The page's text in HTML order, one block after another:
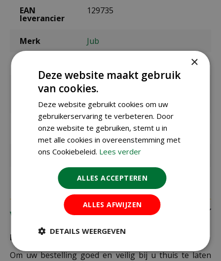
EAN
leverancier
129735
Merk Jub
Zaaien /
planten
buiten
maart t/m mei
Bloeitijd /
oogsttijd
Juli
Standplaats Zon
Verzending
Bezorging:
Om uw bestelling goed en veilig bij u thuis te laten
×
Deze website maakt gebruik
van cookies.
Deze website gebruikt cookies om uw
gebruikerservaring te verbeteren. Door
onze website te gebruiken, stemt u in
met alle cookies in overeenstemming met
ons Cookiebeleid. Lees verder
ALLES ACCEPTEREN
ALLES AFWIJZEN
DETAILS WEERGEVEN